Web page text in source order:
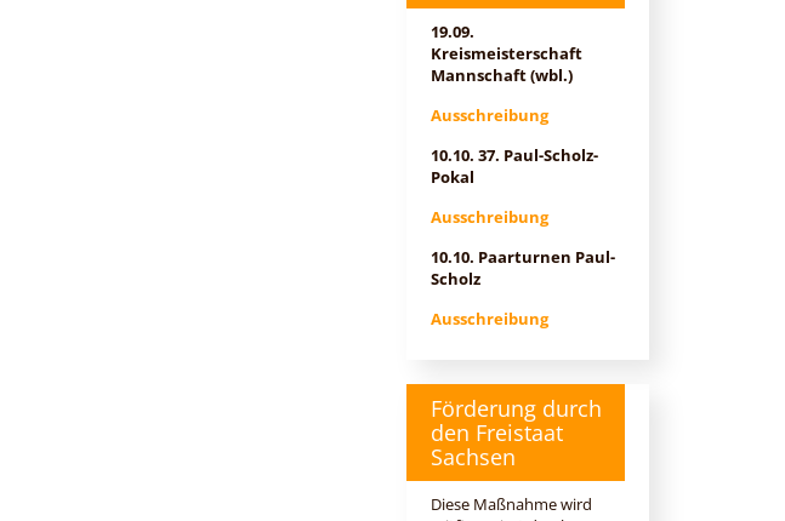
19.09.
Kreismeisterschaft
Mannschaft (wbl.)
Ausschreibung
10.10. 37. Paul-Scholz-
Pokal
Ausschreibung
10.10. Paarturnen Paul-
Scholz
Ausschreibung
Förderung durch
den Freistaat
Sachsen
Diese Maßnahme wird